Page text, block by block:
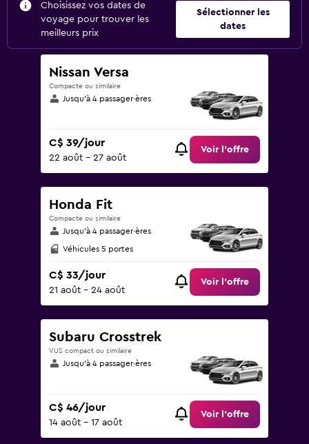
Choisissez vos dates de
voyage pour trouver les
meilleurs prix
Sélectionner les
dates
Nissan Versa
Compacte ou similaire
Jusqu’à 4 passager·ères
C$ 39/jour
22 août - 27 août
Voir l’offre
Honda Fit
Compacte ou similaire
Jusqu’à 4 passager·ères
Véhicules 5 portes
C$ 33/jour
21 août - 24 août
Voir l’offre
Subaru Crosstrek
VUS compact ou similaire
Jusqu’à 4 passager·ères
C$ 46/jour
14 août - 17 août
Voir l’offre